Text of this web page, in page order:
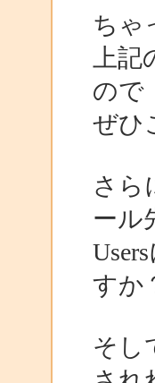
ちゃ
上
ので
ぜひ
さら
ール
すか
そし